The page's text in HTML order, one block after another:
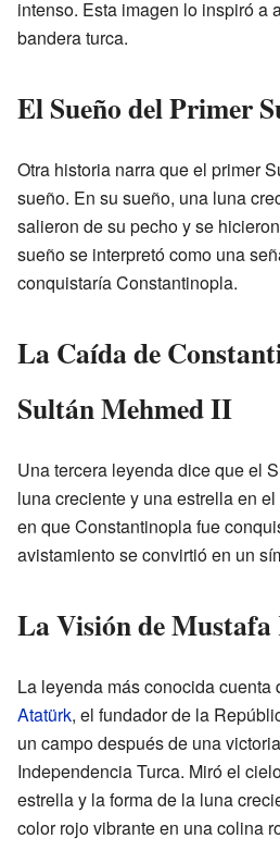
intenso. Esta imagen lo inspiró a
bandera turca.
El Sueño del Primer
Otra historia narra que el primer
sueño. En su sueño, una luna
salieron de su pecho y se
sueño se interpretó como una
conquistaría Constantinopla.
La Caída de
Sultán Mehmed II
Una tercera leyenda dice que el
luna creciente y una estrella en
en que Constantinopla fue
avistamiento se convirtió en un
La Visión de
La leyenda más conocida cuenta
Atatürk, el fundador de la
un campo después de una
Independencia Turca. Miró el
estrella y la forma de la luna
color rojo vibrante en una colina